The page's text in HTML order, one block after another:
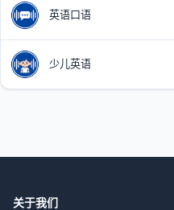
英语口语
少儿英语
关于我们